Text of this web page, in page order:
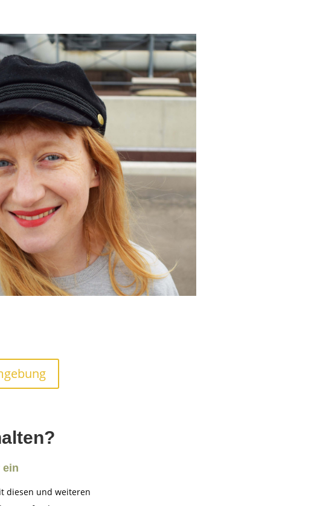
ein
diesen und weiteren